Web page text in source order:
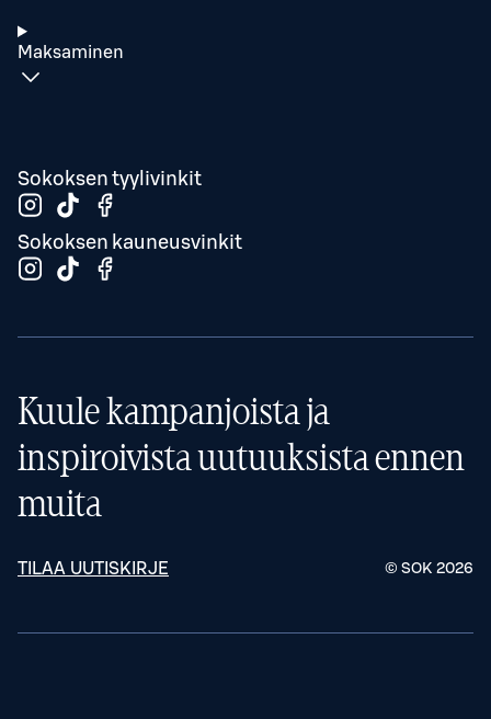
Maksaminen
Sokoksen tyylivinkit
Sokoksen kauneusvinkit
Kuule kampanjoista ja
inspiroivista uutuuksista ennen
muita
TILAA UUTISKIRJE © SOK 2026